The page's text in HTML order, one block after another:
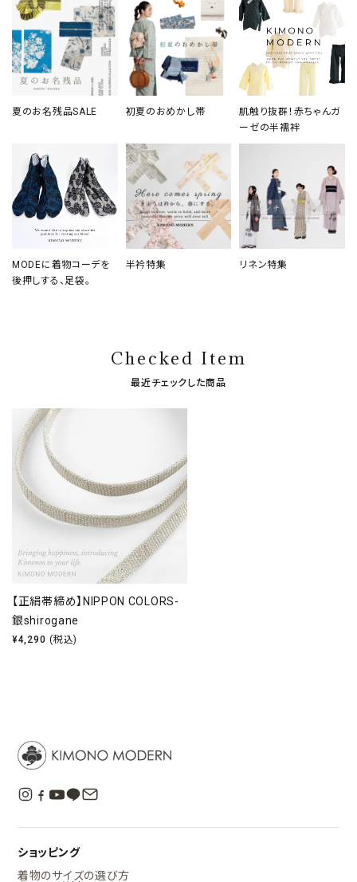
夏のお名残品SALE 初夏のおめかし帯
肌触り抜群！赤ちゃんガ
ーゼの半襦袢
MODEに着物コーデを
後押しする、足袋。
半衿特集 リネン特集
Checked Item
最近チェックした商品
【正絹帯締め】NIPPON COLORS-
銀shirogane
¥4,290 (税込)
ショッピング
着物のサイズの選び方